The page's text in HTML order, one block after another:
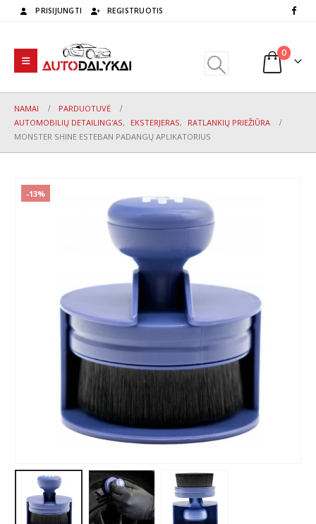
PRISIJUNGTI REGISTRUOTIS
0
NAMAI
PARDUOTUVĖ
AUTOMOBILIŲ DETAILING'AS, EKSTERJERAS,
RATLANKIŲ PRIEŽIŪRA
MONSTER SHINE ESTEBAN PADANGŲ APLIKATORIUS
-13%